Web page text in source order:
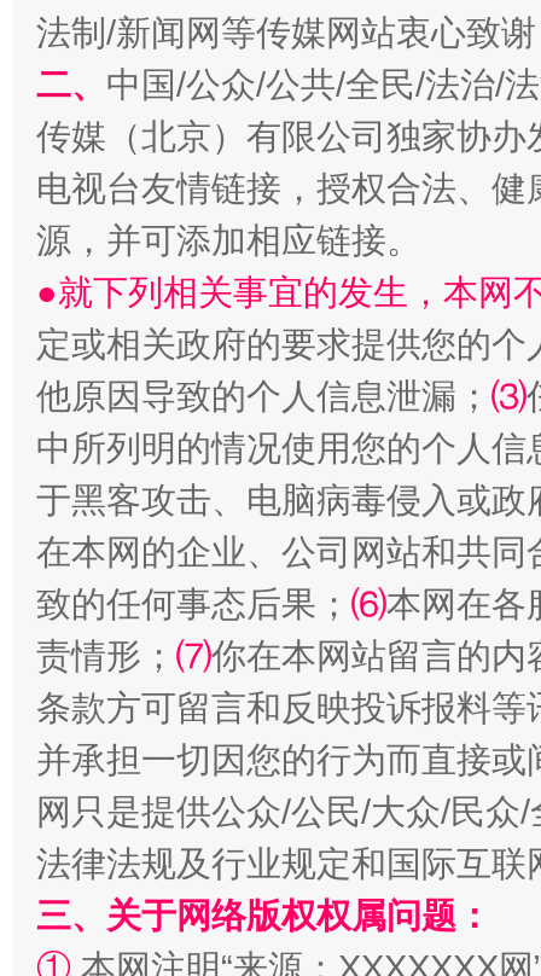
受贿1.44亿！段成刚被判无期
全民健身五年计划来了！等你上场
法制/新闻网等传媒网站衷心致
二、 中国/公众/公共/全民/法治/
传媒（北京）有限公司独家协
电视台友情链接，授权合法、
源，并可添加相应链接。
●就下列相关事宜的发生，本网
定或相关政府的要求提供您的个
他原因导致的个人信息泄漏； ⑶
中所列明的情况使用您的个人
于黑客攻击、电脑病毒侵入或
在本网的企业、公司网站和共
致的任何事态后果； ⑹本网在各
责情形； ⑺你在本网站留言的内
条款方可留言和反映投诉报料
并承担一切因您的行为而直接
网只是提供公众/公民/大众/民
法律法规及行业规定和国际互
三、关于网络版权权属问题：
① 本网注明“来源：XXXXXXX